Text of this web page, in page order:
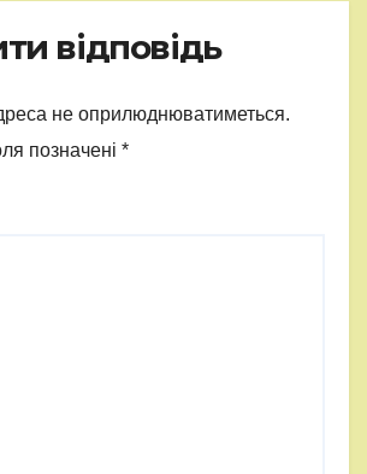
відповідь
не оприлюднюватиметься.
позначені *